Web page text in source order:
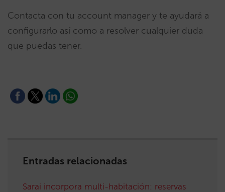
Contacta con tu account manager y te ayudará a
configurarlo así como a resolver cualquier duda
que puedas tener.
Entradas relacionadas
Sarai incorpora multi-habitación: reservas